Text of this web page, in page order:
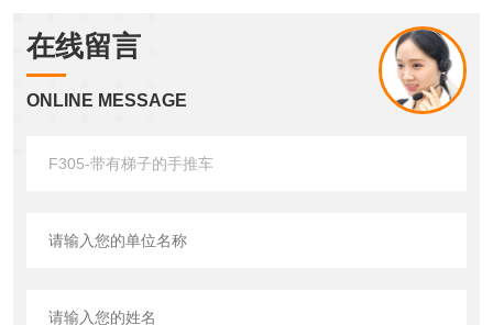
在线留言
ONLINE MESSAGE